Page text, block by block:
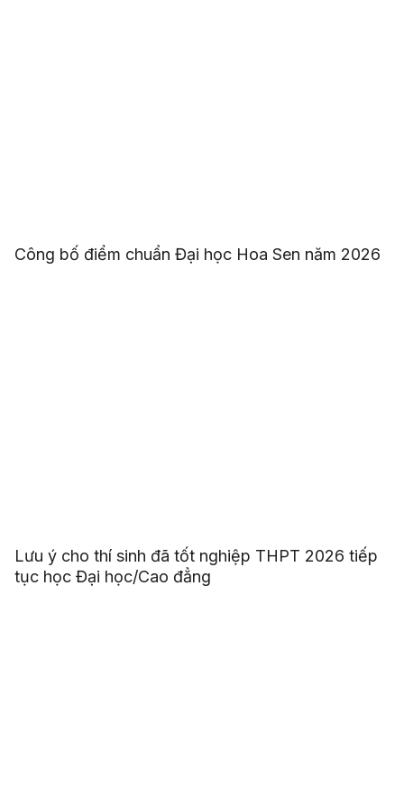
Công bố điểm chuẩn Đại học Hoa Sen năm 2026
Lưu ý cho thí sinh đã tốt nghiệp THPT 2026 tiếp
tục học Đại học/Cao đẳng